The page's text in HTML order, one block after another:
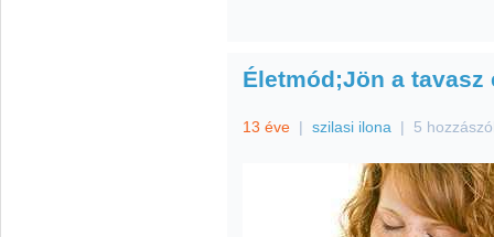
Életmód;Jön a
13 éve | szilasi ilona | 5